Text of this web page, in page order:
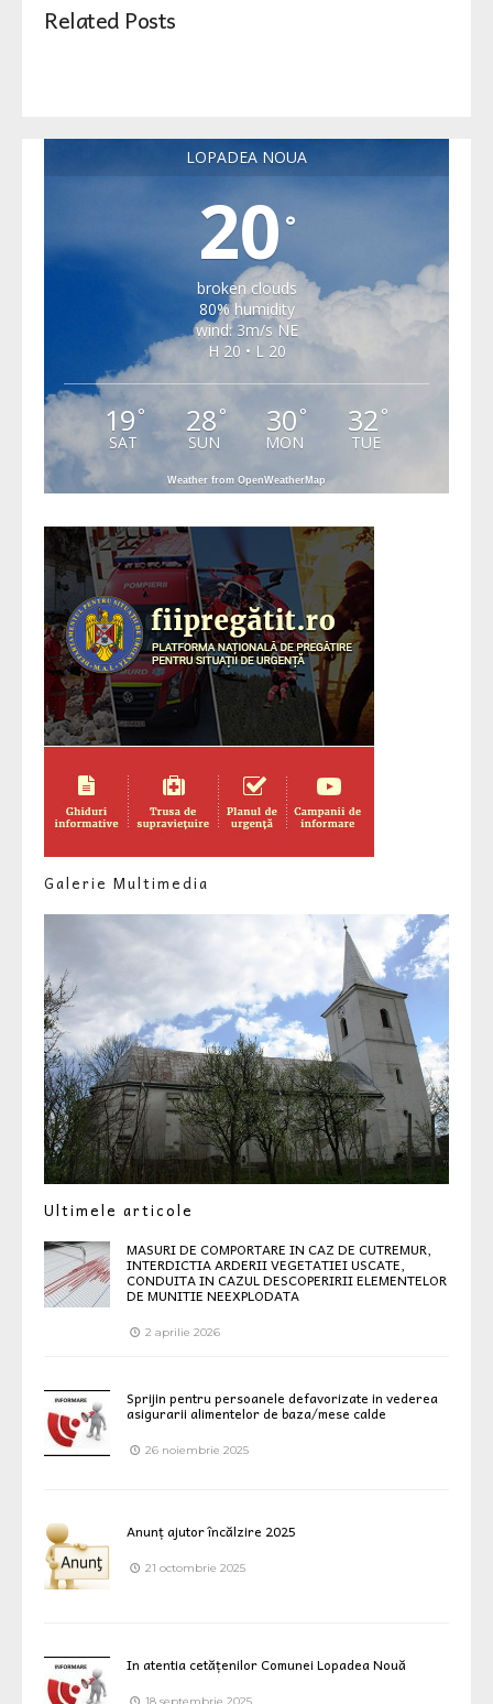
Related Posts
LOPADEA NOUA
20 °
broken clouds
80% humidity
wind: 3m/s NE
H 20 • L 20
19°
SAT
28 °
SUN
30 °
MON
32 °
TUE
Weather from OpenWeatherMap
Galerie Multimedia
Ultimele articole
MASURI DE COMPORTARE IN CAZ DE CUTREMUR,
INTERDICTIA ARDERII VEGETATIEI USCATE,
CONDUITA IN CAZUL DESCOPERIRII ELEMENTELOR
DE MUNITIE NEEXPLODATA
2 aprilie 2026
Sprijin pentru persoanele defavorizate in vederea
asigurarii alimentelor de baza/mese calde
26 noiembrie 2025
Anunț ajutor încălzire 2025
21 octombrie 2025
In atentia cetățenilor Comunei Lopadea Nouă
18 septembrie 2025